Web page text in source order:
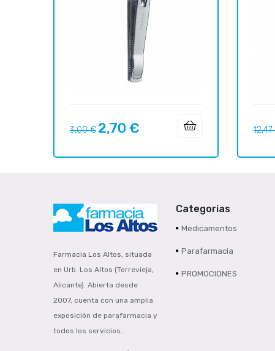
Precio
3,00 € Precio
2,70 €
Farmacia Los Altos, situada
en Urb. Los Altos (Torrevieja,
Alicante). Abierta desde
2007, cuenta con una amplia
exposición de parafarmacia y
todos los servicios..
Categorias
Medicamentos
Parafarmacia
PROMOCIONES